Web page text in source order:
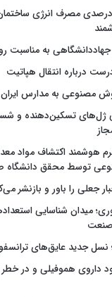
کاهش ۲۹ درصدی مصرف انرژی
به مناسبت
درباره انتقال هپاتیت
مصنوعی به مدارس ایران
ژل‌های تسکین‌دهنده و
هوشمند اکتشاف مواد
توسط محقق دانشگاه
جعلی را باور و بازنشر
میدان شناسایی
صنعت
نسل جدید عایق‌های
داروی هموفیلی و در